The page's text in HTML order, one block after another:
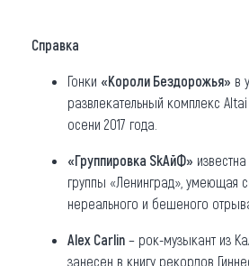
Справка
Гонки «Короли Бездорожья» в
развлекательный комплекс
осени 2017 года.
«Группировка SkAйФ»
группы «Ленинград», умеющая
нереального и бешеного
Alex Carlin – рок-музыкант из
занесен в книгу рекордов